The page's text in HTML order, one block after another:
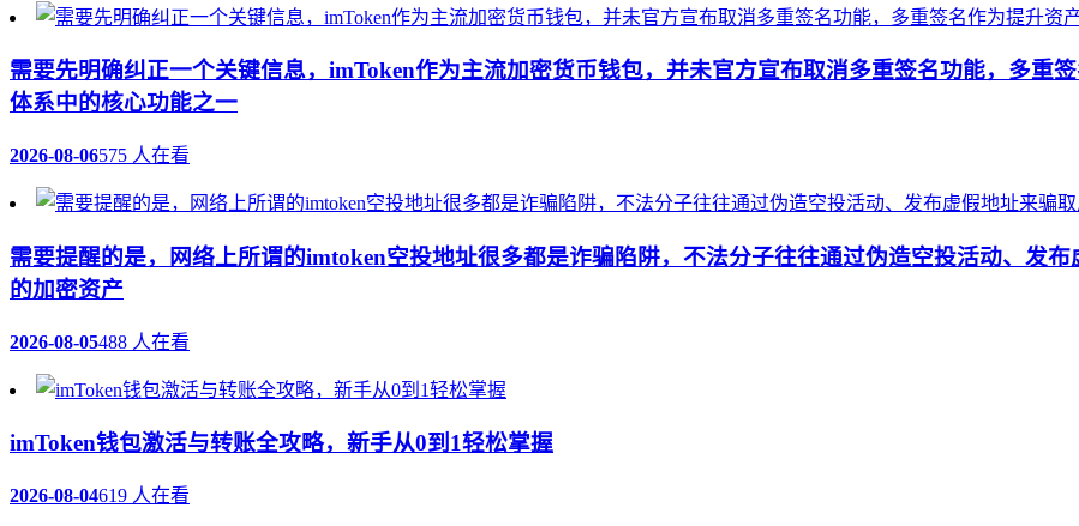
需要先明确纠正一个关键信息，imToken作为主流加密货币钱包，并未官方宣布取消多重签名功能，多重
体系中的核心功能之一
2026-08-06575 人在看
需要提醒的是，网络上所谓的imtoken空投地址很多都是诈骗陷阱，不法分子往往通过伪造空投活动、发
的加密资产
2026-08-05488 人在看
imToken钱包激活与转账全攻略，新手从0到1轻松掌握
2026-08-04619 人在看